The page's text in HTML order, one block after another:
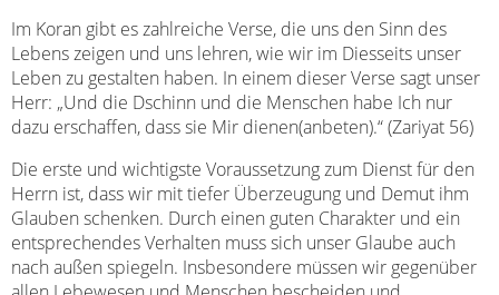
Im Koran gibt es zahlreiche Verse, die uns den Sinn des
Lebens zeigen und uns lehren, wie wir im Diesseits unser
Leben zu gestalten haben. In einem dieser Verse sagt unser
Herr: „Und die Dschinn und die Menschen habe Ich nur
dazu erschaffen, dass sie Mir dienen(anbeten).“ (Zariyat 56)
Die erste und wichtigste Voraussetzung zum Dienst für den
Herrn ist, dass wir mit tiefer Überzeugung und Demut ihm
Glauben schenken. Durch einen guten Charakter und ein
entsprechendes Verhalten muss sich unser Glaube auch
nach außen spiegeln. Insbesondere müssen wir gegenüber